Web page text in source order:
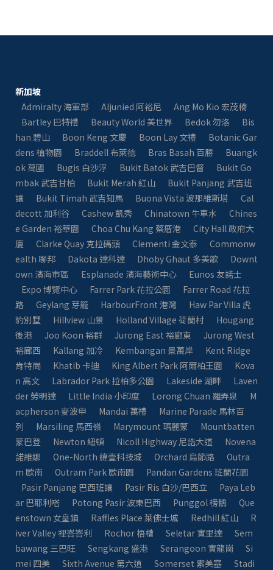
新加坡
Admiralty 海軍部
Aljunied 阿裕尼
Ang Mo Kio 宏茂橋
Bartley 巴特禮
Beauty World 美世界 Bedok 勿洛
Bis
han 碧山
Boon Keng 文慶 Boon Lay 文禮
Botanic Gar
dens 植物園
Braddell 布萊徳 Bras Basah 百勝
Buangk
ok 萬國
Bugis 白沙浮 Bukit Batok 武吉巴督
Bukit Go
mbak 武吉甘柏
Bukit Merah 紅山
Bukit Panjang 武吉班
讓
Bukit Timah 武吉知馬 Buona Vista 波那維斯塔
Cal
decott 加利谷
Cashew 凱秀 Chinatown 牛車水
Chines
e Garden 裕華園
Choa Chu Kang 蔡厝港
City Hall 政府大
廈
Clarke Quay 克拉碼頭 Clementi 金文泰​​
Commonw
ealth 聯邦
Dakota 達科達 Dhoby Ghaut 多美歌
Downt
own 濱海市區
Esplanade 濱海藝術中心
Eunos 友諾士
Expo 博覽中心
Farrer Park 花拉公園
Farrer Road 花拉
路
Geylang 芽籠 HarbourFront 港灣
Haw Par Villa 虎
豹別墅
Hillview 山景 Holland Village 荷蘭村
Hougang
後港
Joo Koon 裕群 Jurong East 裕廊東
Jurong West
裕廊西
Kallang 加冷 Kembangan 景萬岸
Kent Ridge
肯特崗
Khatib 卡迪 King Albert Park 阿爾柏王園
Kova
n 高文
Labrador Park 拉柏多公園 Lakeside 湖畔
Laven
der 勞明達
Little India 小印度 Lorong Chuan 羅弄泉
M
acpherson 麥波申
Mandai 萬禮
Marine Parade 馬林百
列
Marsiling 馬西嶺 Marymount 瑪麗蒙
Mountbatten
蒙巴登
Newton 紐頓 Nicoll Highway 尼誥大道
Novena
諾維娜
One-North 緯壹科技城 Orchard 烏節路
Outra
m 歐南
Outram Park 歐南園
Pandan Gardens 班蘭花園
Pasir Panjang 巴西班讓
Pasir Ris 白沙/巴西立
Paya Leb
ar 巴耶利嗒
Potong Pasir 波東巴西 Punggol 榜鵝
Que
enstown 女皇鎮
Raffles Place 萊佛士城 Redhill 紅山
R
iver Valley 裡峇峇利
Rochor 梧槽 Seletar 實里達
Sem
bawang 三巴旺
Sengkang 盛港 Serangoon 實龍崗
Si
mei 四美
Sixth Avenue 第六道 Somerset 索美塞
Stadi